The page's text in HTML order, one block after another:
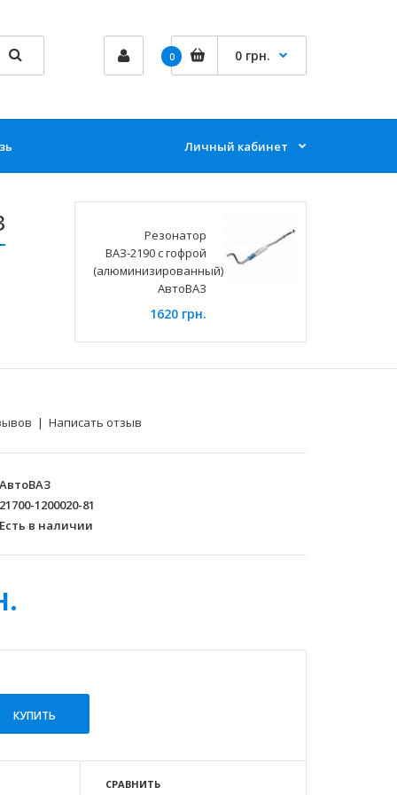
0 0 грн.
Личный кабинет
Резонатор
ВАЗ-2190 с гофрой
(алюминизированный)
АвтоВАЗ
1620 грн.
| Написать отзыв
АвтоВАЗ
1200020-81
в наличии
СРАВНИТЬ